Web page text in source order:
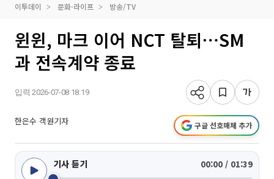
이투데이 문화·라이프 방송/TV
윈윈, 마크 이어 NCT 탈퇴⋯SM
과 전속계약 종료
입력 2026-07-08 18:19
한은수 객원기자 구글 선호매체 추가
기사 듣기 00:00 / 01:39